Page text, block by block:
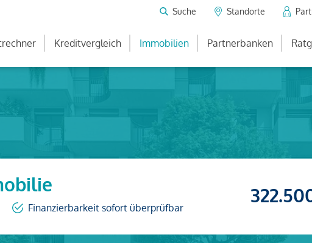
Suche Standorte
Kreditvergleich Immobilien Partnerbanken
Finanzierbarkeit sofort überprüfbar